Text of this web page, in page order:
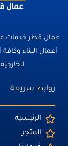
عمال قطر خدمات
أعمال البناء
روابط سريعة
الرئيسية
المتجر